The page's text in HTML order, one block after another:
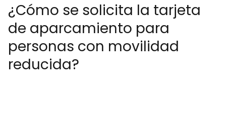
¿Cómo se solicita la tarjeta
de aparcamiento para
personas con movilidad
reducida?